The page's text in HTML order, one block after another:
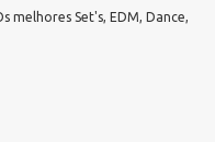
melhores Set's, EDM, Dance,